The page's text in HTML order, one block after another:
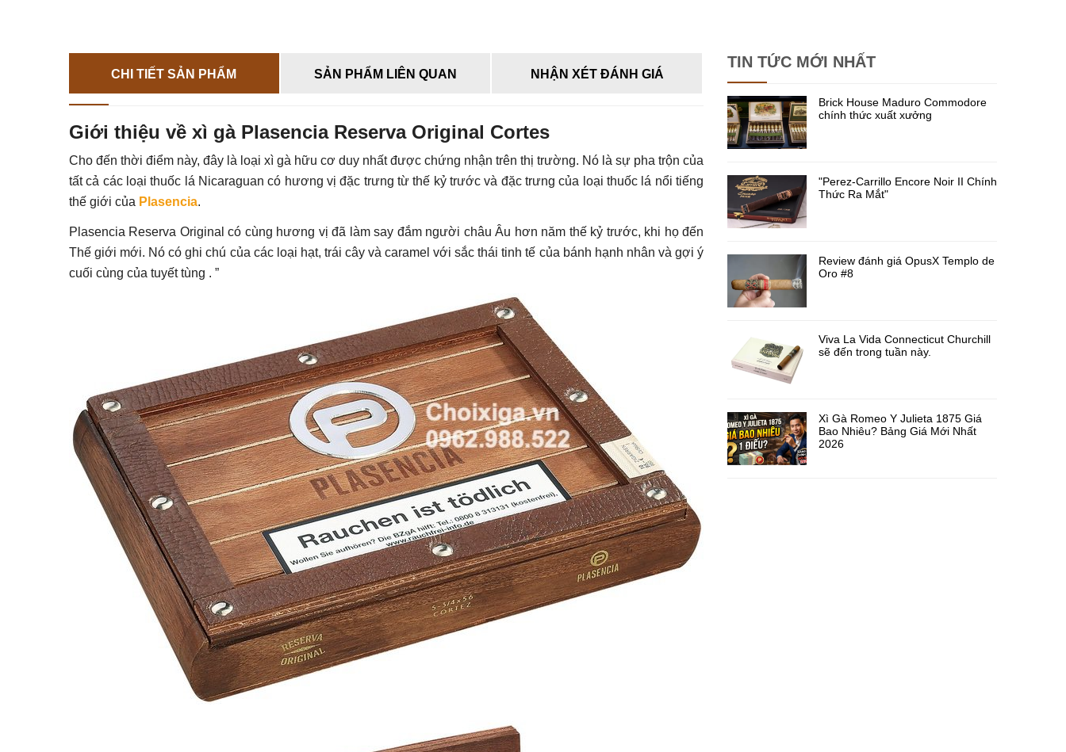
CHI TIẾT SẢN PHẨM SẢN PHẨM LIÊN QUAN NHẬN XÉT ĐÁNH GIÁ
Giới thiệu về xì gà Plasencia Reserva Original Cortes
Cho đến thời điểm này, đây là loại xì gà hữu cơ duy nhất được chứng nhận trên thị trường. Nó là sự pha trộn của
tất cả các loại thuốc lá Nicaraguan có hương vị đặc trưng từ thế kỷ trước và đặc trưng của loại thuốc lá nổi tiếng
thế giới của Plasencia.
Plasencia Reserva Original có cùng hương vị đã làm say đắm người châu Âu hơn năm thế kỷ trước, khi họ đến
Thế giới mới. Nó có ghi chú của các loại hạt, trái cây và caramel với sắc thái tinh tế của bánh hạnh nhân và gợi ý
cuối cùng của tuyết tùng . ”
TIN TỨC MỚI NHẤT
Brick House Maduro Commodore
chính thức xuất xưởng
"Perez-Carrillo Encore Noir II Chính
Thức Ra Mắt"
Review đánh giá OpusX Templo de
Oro #8
Viva La Vida Connecticut Churchill
sẽ đến trong tuần này.
Xì Gà Romeo Y Julieta 1875 Giá
Bao Nhiêu? Bảng Giá Mới Nhất
2026